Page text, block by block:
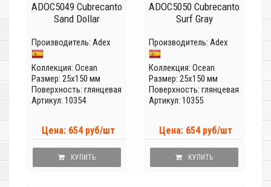
ADOC5049 Cubrecanto
Sand Dollar
Производитель: Adex
Коллекция: Ocean
Размер: 25x150 мм
Поверхность: глянцевая
Артикул: 10354
Цена: 654 руб/шт
КУПИТЬ
ADOC5050 Cubrecanto
Surf Gray
Производитель: Adex
Коллекция: Ocean
Размер: 25x150 мм
Поверхность: глянцевая
Артикул: 10355
Цена: 654 руб/шт
КУПИТЬ